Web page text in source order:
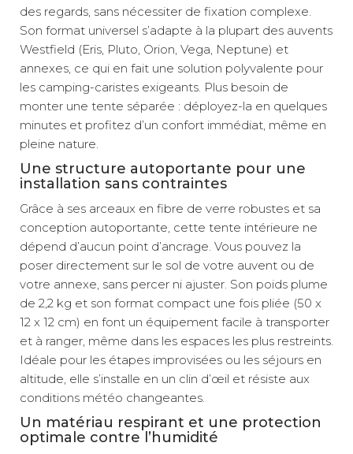
des regards, sans nécessiter de fixation complexe.
Son format universel s’adapte à la plupart des auvents
Westfield (Eris, Pluto, Orion, Vega, Neptune) et
annexes, ce qui en fait une solution polyvalente pour
les camping-caristes exigeants. Plus besoin de
monter une tente séparée : déployez-la en quelques
minutes et profitez d’un confort immédiat, même en
pleine nature.
Une structure autoportante pour une
installation sans contraintes
Grâce à ses arceaux en fibre de verre robustes et sa
conception autoportante, cette tente intérieure ne
dépend d’aucun point d’ancrage. Vous pouvez la
poser directement sur le sol de votre auvent ou de
votre annexe, sans percer ni ajuster. Son poids plume
de 2,2 kg et son format compact une fois pliée (50 x
12 x 12 cm) en font un équipement facile à transporter
et à ranger, même dans les espaces les plus restreints.
Idéale pour les étapes improvisées ou les séjours en
altitude, elle s’installe en un clin d’œil et résiste aux
conditions météo changeantes.
Un matériau respirant et une protection
optimale contre l’humidité